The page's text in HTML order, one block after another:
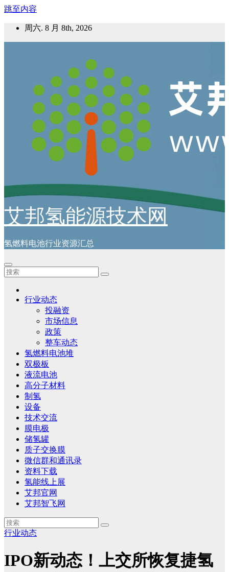
跳至内容
周六. 8 月 8th, 2026
艾邦氢能源技术网
氢燃料电池行业资源汇总
行业动态
投融资
市场信息
政策
整车动态
氢燃料电池堆
双极板
液流电池
高分子材料
制氢
设备
技术交流
膜电极
储氢罐
质子交换膜
微信群和通讯录
资料下载
氢能线上展
艾邦官网
艾邦智飞网
行业动态
IPO新动态！上交所恢复捷氢